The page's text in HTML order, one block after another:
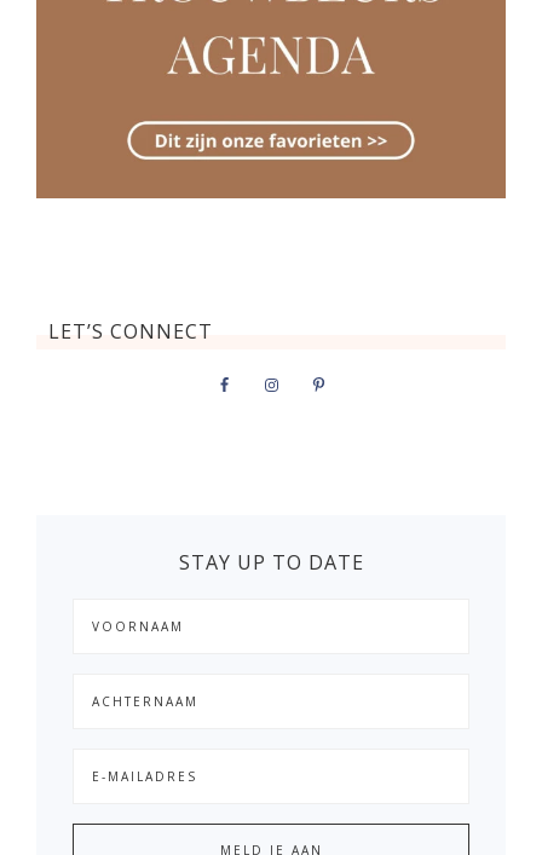
LET’S CONNECT
STAY UP TO DATE